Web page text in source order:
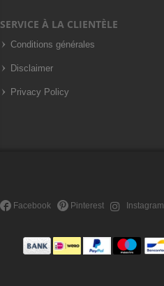
SERVICE À LA CLIENTÈLE
Conditions générales
Disclaimer
Privacy Policy
Facebook Pinterest Instagram